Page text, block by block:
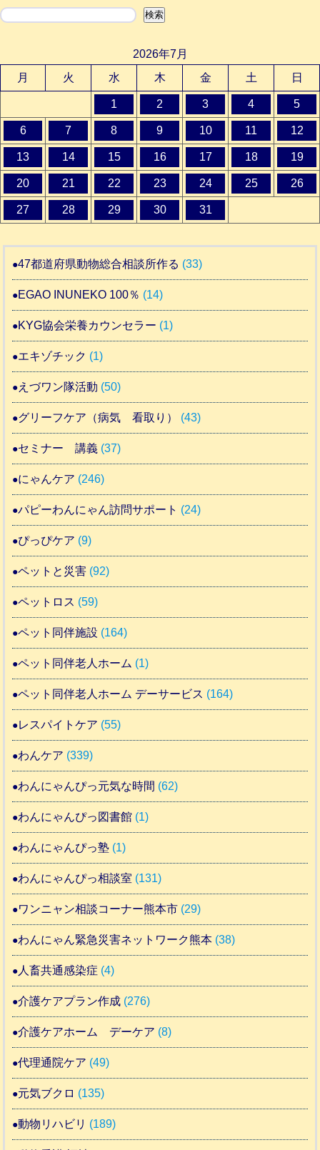
検索 検索
2026年7月
月
火 水 木 金 土 日
1 2 3 4 5
6 7 8 9 10 11 12
13 14 15 16 17 18 19
20 21 22 23 24 25 26
27 28 29 30 31
47都道府県動物総合相談所作る (33)
EGAO INUNEKO 100％ (14)
KYG協会栄養カウンセラー (1)
エキゾチック (1)
えづワン隊活動 (50)
グリーフケア（病気 看取り） (43)
セミナー 講義 (37)
にゃんケア (246)
パピーわんにゃん訪問サポート (24)
ぴっぴケア (9)
ペットと災害 (92)
ペットロス (59)
ペット同伴施設 (164)
ペット同伴老人ホーム (1)
ペット同伴老人ホーム デーサービス (164)
レスパイトケア (55)
わんケア (339)
わんにゃんぴっ元気な時間 (62)
わんにゃんぴっ図書館 (1)
わんにゃんぴっ塾 (1)
わんにゃんぴっ相談室 (131)
ワンニャン相談コーナー熊本市 (29)
わんにゃん緊急災害ネットワーク熊本 (38)
人畜共通感染症 (4)
介護ケアプラン作成 (276)
介護ケアホーム デーケア (8)
代理通院ケア (49)
元気ブクロ (135)
動物リハビリ (189)